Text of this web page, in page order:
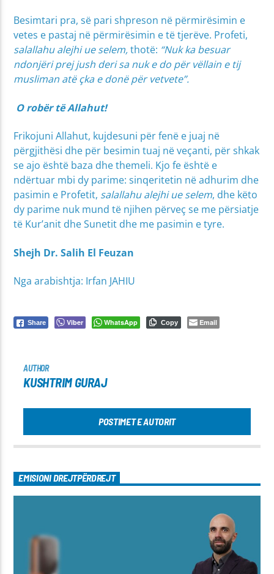
Besimtari pra, së pari shpreson në përmirësimin e
vetes e pastaj në përmirësimin e të tjerëve. Profeti,
salallahu alejhi ue selem,thotë: “Nuk ka besuar
ndonjëri prej jush deri sa nuk e do për vëllain e tij
musliman atë çka e donë për vetvete”.
O robër të Allahut!
Frikojuni Allahut, kujdesuni për fenë e juaj në
përgjithësi dhe për besimin tuaj në veçanti, për shkak
se ajo është baza dhe themeli. Kjo fe është e
ndërtuar mbi dy parime: sinqeritetin në adhurim dhe
pasimin e Profetit, salallahu alejhi ue selem, dhe këto
dy parime nuk mund të njihen përveç se me përsiatje
të Kur’anit dhe Sunetit dhe me pasimin e tyre.
Shejh Dr. Salih El Feuzan
Nga arabishtja: Irfan JAHIU
Share Viber WhatsApp Copy Email
AUTHOR
KUSHTRIM GURAJ
POSTIMET E AUTORIT
EMISIONI DREJTPËRDREJT